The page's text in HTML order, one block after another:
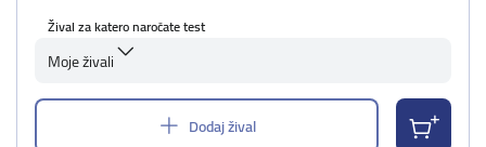
Žival za katero naročate test
Moje živali
Dodaj žival